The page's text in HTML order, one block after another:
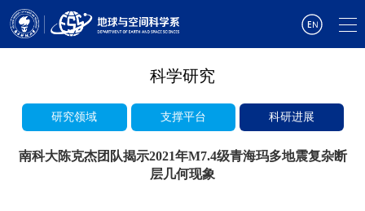
科学研究
研究领域 支撑平台 科研进展
南科大陈克杰团队揭示2021年M7.4级青海玛多地震复杂断
层几何现象